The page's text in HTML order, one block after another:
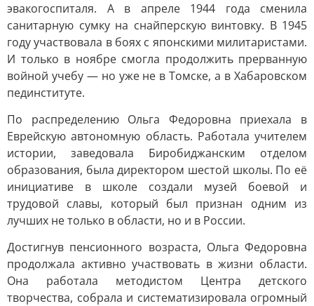
эвакогоспиталя. А в апреле 1944 года сменила
санитарную сумку на снайперскую винтовку. В 1945
году участвовала в боях с японскими милитаристами.
И только в ноябре смогла продолжить прерванную
войной учебу — но уже не в Томске, а в Хабаровском
пединституте.
По распределению Ольга Федоровна приехала в
Еврейскую автономную область. Работала учителем
истории, заведовала Биробиджанским отделом
образования, была директором шестой школы. По её
инициативе в школе создали музей боевой и
трудовой славы, который был признан одним из
лучших не только в области, но и в России.
Достигнув пенсионного возраста, Ольга Федоровна
продолжала активно участвовать в жизни области.
Она работала методистом Центра детского
творчества, собрала и систематизировала огромный